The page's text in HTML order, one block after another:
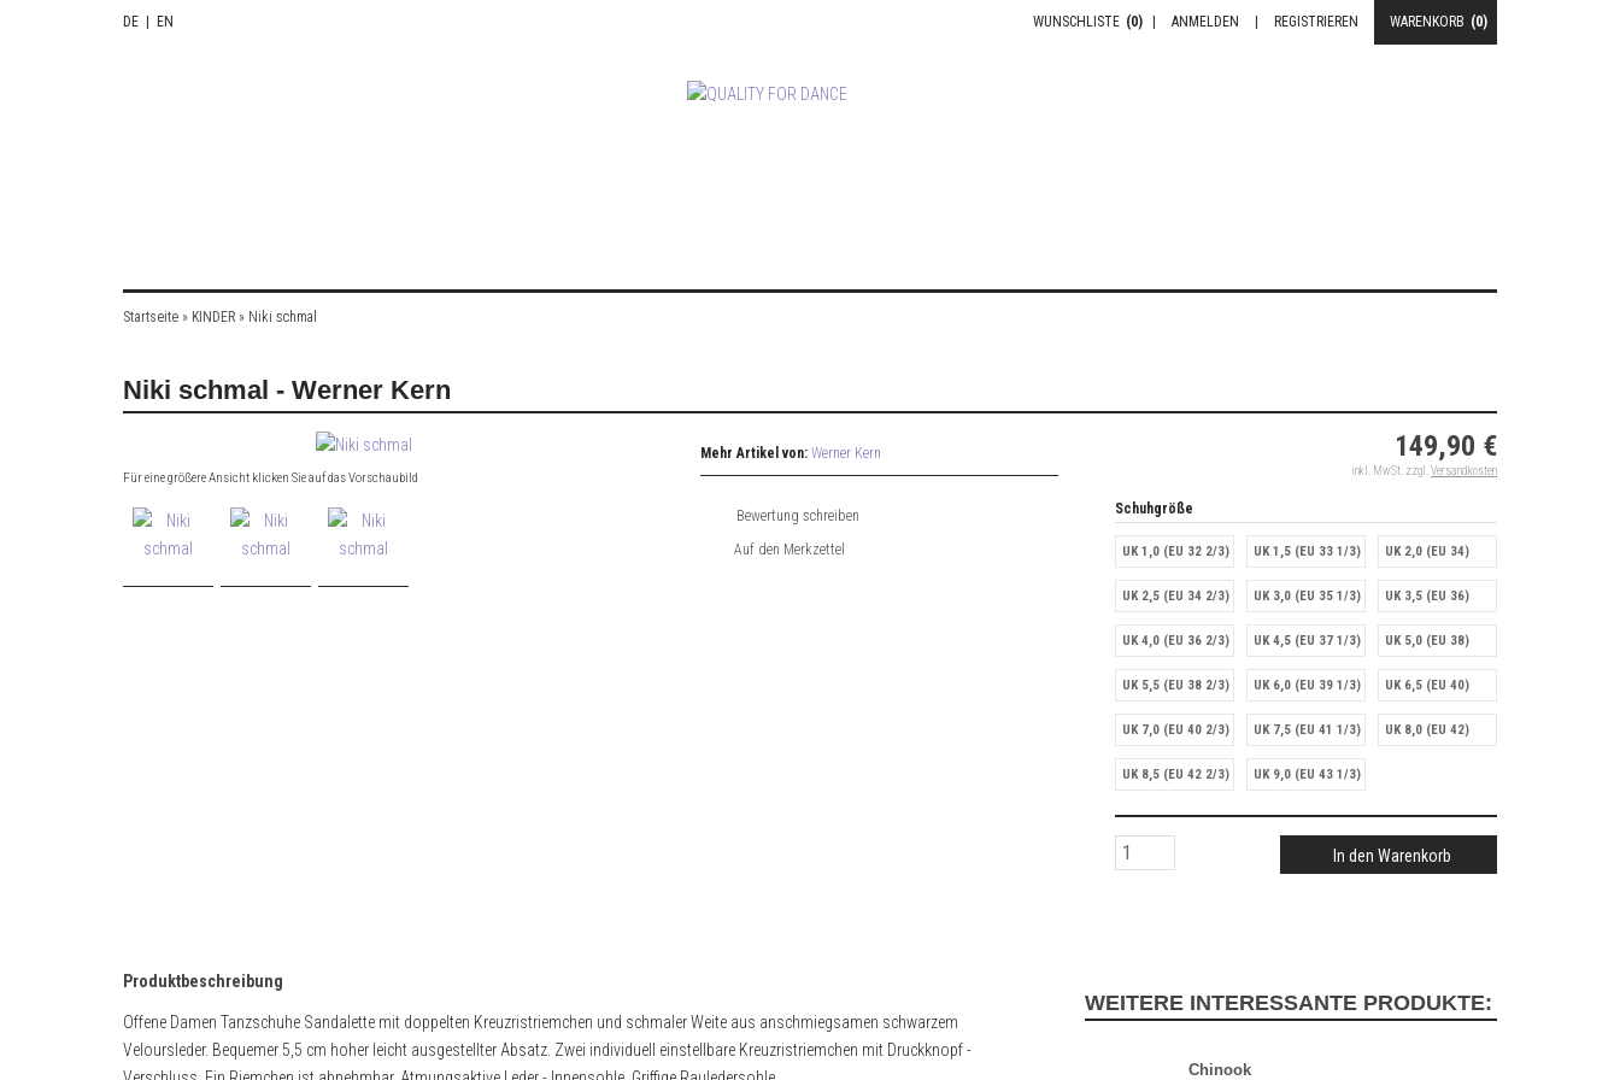
DE EN WARENKORB (0)
REGISTRIEREN
ANMELDEN
WUNSCHLISTE (0)
Startseite » KINDER » Niki schmal
Niki schmal - Werner Kern
Für eine größere Ansicht klicken Sie auf das Vorschaubild
Mehr Artikel von: Werner Kern
Bewertung schreiben
149,90 €
inkl. MwSt. zzgl. Versandkosten
Schuhgröße
UK 1,0 (EU 32 2/3) UK 1,5 (EU 33 1/3) UK 2,0 (EU 34)
UK 2,5 (EU 34 2/3) UK 3,0 (EU 35 1/3) UK 3,5 (EU 36)
UK 4,0 (EU 36 2/3) UK 4,5 (EU 37 1/3) UK 5,0 (EU 38)
UK 5,5 (EU 38 2/3) UK 6,0 (EU 39 1/3) UK 6,5 (EU 40)
UK 7,0 (EU 40 2/3) UK 7,5 (EU 41 1/3) UK 8,0 (EU 42)
UK 8,5 (EU 42 2/3) UK 9,0 (EU 43 1/3)
In den Warenkorb
Produktbeschreibung
Offene Damen Tanzschuhe Sandalette mit doppelten Kreuzristriemchen und schmaler Weite aus anschmiegsamen schwarzem
Veloursleder. Bequemer 5,5 cm hoher leicht ausgestellter Absatz. Zwei individuell einstellbare Kreuzristriemchen mit Druckknopf -
WEITERE INTERESSANTE PRODUKTE:
Chinook